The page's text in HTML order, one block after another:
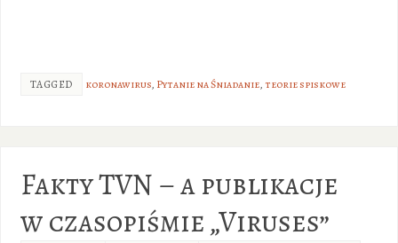
TAGGED koronawirus, Pytanie na Śniadanie, teorie spiskowe
Fakty TVN – a publikacje
w czasopiśmie „Viruses”